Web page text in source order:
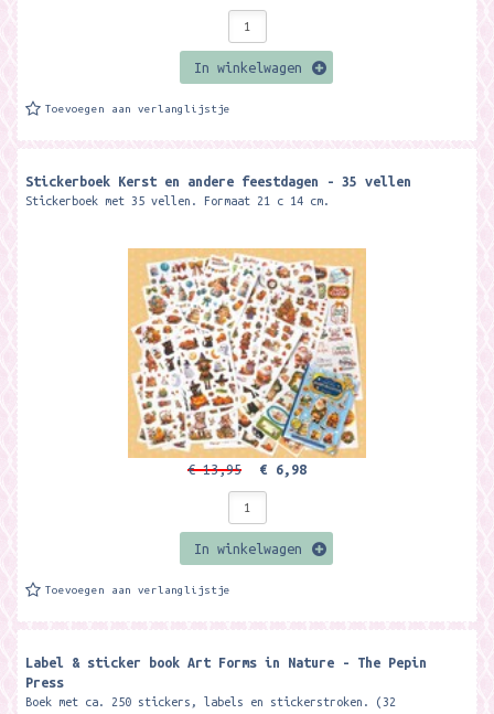
In winkelwagen
Toevoegen aan verlanglijstje
Stickerboek Kerst en andere feestdagen - 35 vellen
Stickerboek met 35 vellen. Formaat 21 c 14 cm.
€ 13,95 € 6,98
In winkelwagen
Toevoegen aan verlanglijstje
Label & sticker book Art Forms in Nature - The Pepin
Press
Boek met ca. 250 stickers, labels en stickerstroken. (32